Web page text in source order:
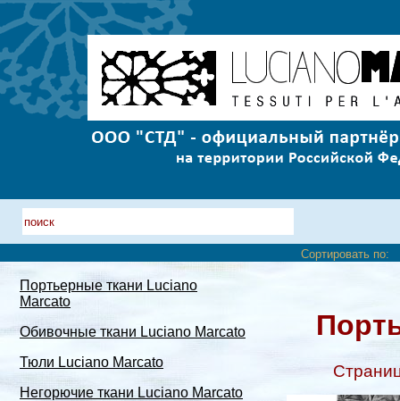
Портьерные ткани Luciano
Marcato
Обивочные ткани Luciano Marcato
Тюли Luciano Marcato
Негорючие ткани Luciano Marcato
Сортировать по: